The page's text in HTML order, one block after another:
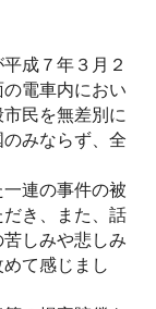
成７年３月２
電車内におい
民を無差別に
みならず、全
連の事件の被
き、また、話
しみや悲しみ
て感じまし